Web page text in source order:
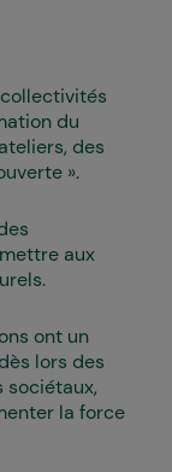
du
des
».
aux
ont un
lors des
sociétaux,
la force